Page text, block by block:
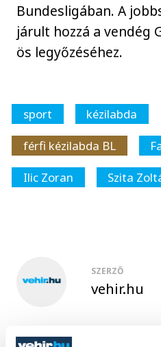
Bundesligában. A
járult hozzá a vendég
ös legyőzéséhez.
sport
kézilabda
férfi kézilabda BL
Ilic Zoran
Szita
SZERZŐ
vehir.hu